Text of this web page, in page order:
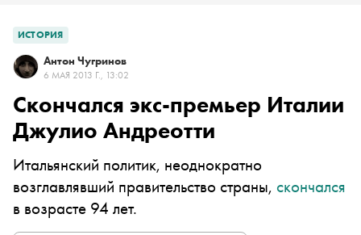
ИСТОРИЯ
Антон Чугринов
6 МАЯ 2013 Г., 13:02
Скончался экс-премьер Италии
Джулио Андреотти
Итальянский политик, неоднократно
возглавлявший правительство страны, скончался
в возрасте 94 лет.